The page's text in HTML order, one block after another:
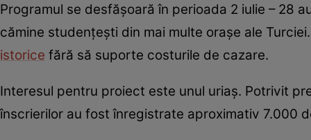
Programul se desfășoară în perioada 2 iulie – 28
cămine studențești din mai multe orașe ale
istorice fără să suporte costurile de cazare.
Interesul pentru proiect este unul uriaș. Potrivit
înscrierilor au fost înregistrate aproximativ 7.000